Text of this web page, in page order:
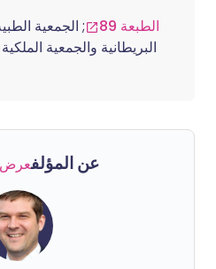
الأدوية كاملة BNF الطبعة 89
; الجمعية
البريطانية والجمعية الملكية
عن المؤلفعرض